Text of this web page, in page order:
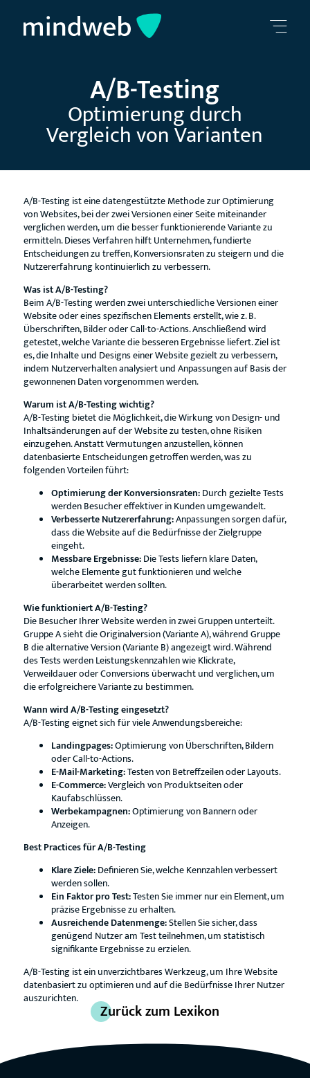
A/B-Testing
Optimierung durch
Vergleich von Varianten
A/B-Testing ist eine datengestützte Methode zur Optimierung
von Websites, bei der zwei Versionen einer Seite miteinander
verglichen werden, um die besser funktionierende Variante zu
ermitteln. Dieses Verfahren hilft Unternehmen, fundierte
Entscheidungen zu treffen, Konversionsraten zu steigern und die
Nutzererfahrung kontinuierlich zu verbessern.
Was ist A/B-Testing?
Beim A/B-Testing werden zwei unterschiedliche Versionen einer
Website oder eines spezifischen Elements erstellt, wie z. B.
Überschriften, Bilder oder Call-to-Actions. Anschließend wird
getestet, welche Variante die besseren Ergebnisse liefert. Ziel ist
es, die Inhalte und Designs einer Website gezielt zu verbessern,
indem Nutzerverhalten analysiert und Anpassungen auf Basis der
gewonnenen Daten vorgenommen werden.
Warum ist A/B-Testing wichtig?
A/B-Testing bietet die Möglichkeit, die Wirkung von Design- und
Inhaltsänderungen auf der Website zu testen, ohne Risiken
einzugehen. Anstatt Vermutungen anzustellen, können
datenbasierte Entscheidungen getroffen werden, was zu
folgenden Vorteilen führt:
Optimierung der Konversionsraten:Durch gezielte Tests
werden Besucher effektiver in Kunden umgewandelt.
Verbesserte Nutzererfahrung:Anpassungen sorgen dafür,
dass die Website auf die Bedürfnisse der Zielgruppe
eingeht.
Messbare Ergebnisse:Die Tests liefern klare Daten,
welche Elemente gut funktionieren und welche
überarbeitet werden sollten.
Wie funktioniert A/B-Testing?
Die Besucher Ihrer Website werden in zwei Gruppen unterteilt.
Gruppe A sieht die Originalversion (Variante A), während Gruppe
B die alternative Version (Variante B) angezeigt wird. Während
des Tests werden Leistungskennzahlen wie Klickrate,
Verweildauer oder Conversions überwacht und verglichen, um
die erfolgreichere Variante zu bestimmen.
Wann wird A/B-Testing eingesetzt?
A/B-Testing eignet sich für viele Anwendungsbereiche:
Landingpages:Optimierung von Überschriften, Bildern
oder Call-to-Actions.
E-Mail-Marketing:Testen von Betreffzeilen oder Layouts.
E-Commerce:Vergleich von Produktseiten oder
Kaufabschlüssen.
Werbekampagnen:Optimierung von Bannern oder
Anzeigen.
Best Practices für A/B-Testing
Klare Ziele:Definieren Sie, welche Kennzahlen verbessert
werden sollen.
Ein Faktor pro Test:Testen Sie immer nur ein Element, um
präzise Ergebnisse zu erhalten.
Ausreichende Datenmenge:Stellen Sie sicher, dass
genügend Nutzer am Test teilnehmen, um statistisch
signifikante Ergebnisse zu erzielen.
A/B-Testing ist ein unverzichtbares Werkzeug, um Ihre Website
datenbasiert zu optimieren und auf die Bedürfnisse Ihrer Nutzer
auszurichten.
Zurück zum Lexikon